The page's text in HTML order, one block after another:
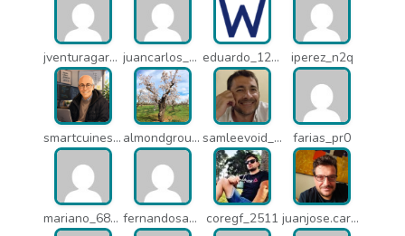
jventuragarcia_13040 juancarlos_ptr eduardo_12367 iperez_n2q
smartcuines_1378 almondgroup1984_pjc samleevoid_n58 farias_pr0
mariano_6807 fernandosanche_q11 coregf_2511 juanjose.carmona_182